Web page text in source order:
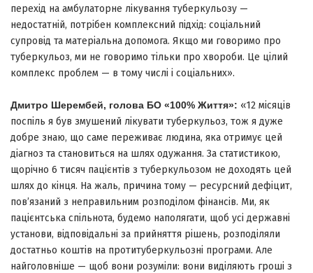
перехід на амбулаторне лікування туберкульозу —
недостатній, потрібен комплексний підхід: соціальний
супровід та матеріальна допомога. Якщо ми говоримо про
туберкульоз, ми не говоримо тільки про хвороби. Це цілий
комплекс проблем — в тому числі і соціальних».
Дмитро Шерембей, голова БО «100% Життя»: «12 місяців
поспіль я був змушений лікувати туберкульоз, тож я дуже
добре знаю, що саме переживає людина, яка отримує цей
діагноз та становиться на шлях одужання. За статистикою,
щорічно 6 тисяч пацієнтів з туберкульозом не доходять цей
шлях до кінця. На жаль, причина тому — ресурсний дефіцит,
пов’язаний з неправильним розподілом фінансів. Ми, як
пацієнтська спільнота, будемо наполягати, щоб усі державні
установи, відповідальні за прийняття рішень, розподіляли
достатньо коштів на протитуберкульозні програми. Але
найголовніше — щоб вони розуміли: вони виділяють гроші з